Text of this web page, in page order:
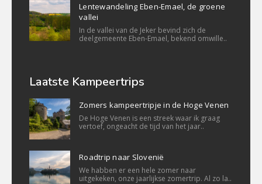
Lentewandeling Eben-Emael, de groene
vallei
In de vallei van de Jeker bevind zich de
deelgemeente Eben-Emael, bekend omwille..
Laatste Kampeertrips
Zomers kampeertripje in de Hoge Venen
De Hoge Venen is een streek waar ik graag
vertoef, ongeacht de tijd van het jaar..
Roadtrip naar Slovenië
We habben er een hele zomer naar
uitgekeken, onze jaarlijkse zomertrip. Al zo la..